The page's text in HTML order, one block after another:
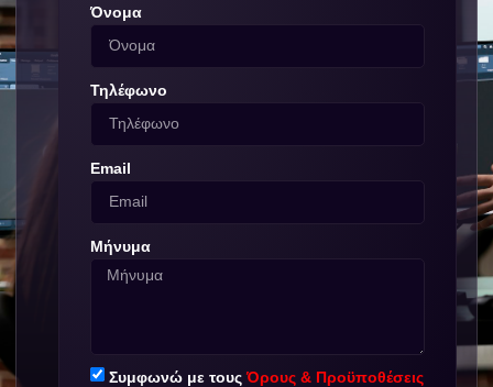
Όνομα
Τηλέφωνο
Email
Μήνυμα
Συμφωνώ με τουςΌρους & Προϋποθέσεις